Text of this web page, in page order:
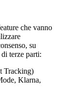
che vanno
su
terze parti:
Tracking)
Klarna,